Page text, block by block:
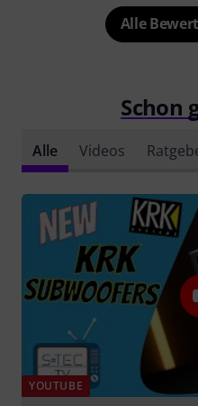
Alle
Schon
Alle Videos
YOUTUBE